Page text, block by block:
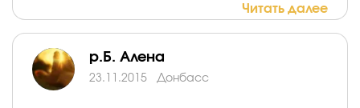
Читать далее
р.Б. Алена
23.11.2015 Донбасс